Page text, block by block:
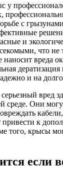
у
с
и
что не
наносит вреда
дератизация
и на
вред
Они
привести к
того, крысы
если